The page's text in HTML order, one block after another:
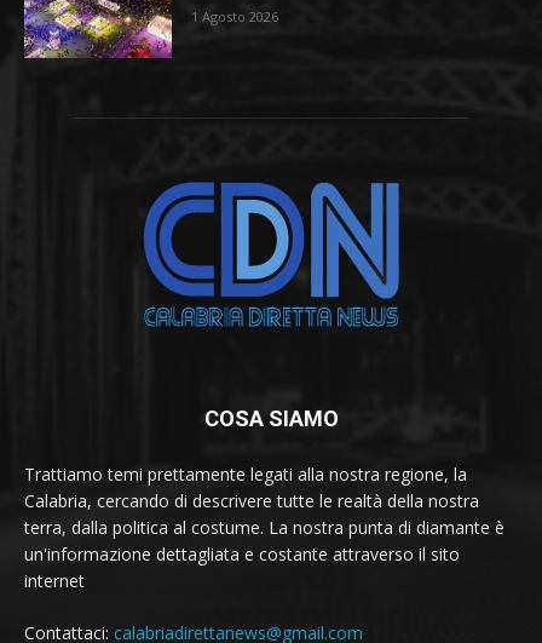
1 Agosto 2026
COSA SIAMO
Trattiamo temi prettamente legati alla nostra regione, la
Calabria, cercando di descrivere tutte le realtà della nostra
terra, dalla politica al costume. La nostra punta di diamante è
un'informazione dettagliata e costante attraverso il sito
internet
Contattaci: calabriadirettanews@gmail.com